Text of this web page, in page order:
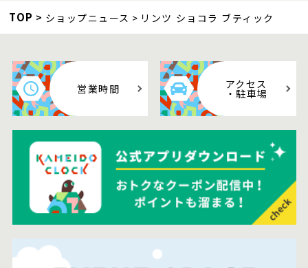
TOP ショップニュース リンツ ショコラ ブティック
営業時間 アクセス
・駐車場